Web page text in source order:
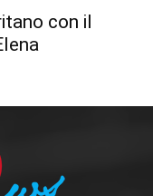
con il